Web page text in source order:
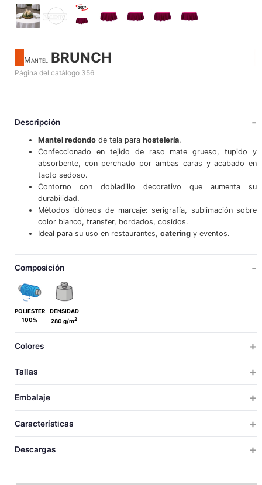
Mantel BRUNCH
Página del catálogo 356
Descripción
Mantel redondode tela para hostelería.
Confeccionado en tejido de raso mate grueso, tupido y
absorbente, con perchado por ambas caras y acabado en
tacto sedoso.
Contorno con dobladillo decorativo que aumenta su
durabilidad.
Métodos idóneos de marcaje: serigrafía, sublimación sobre
color blanco, transfer, bordados, cosidos.
Ideal para su uso en restaurantes, cateringy eventos.
Composición
POLIESTER
100%
DENSIDAD
280 g/m2
Colores
Tallas
TALLAS ÚNICA
Embalaje
Características
Descargas